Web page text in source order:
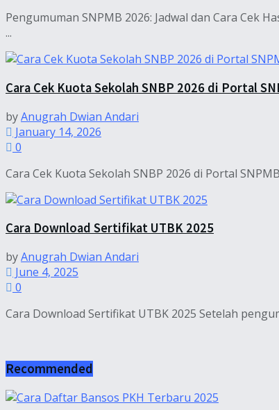
Pengumuman SNPMB 2026: Jadwal dan Cara Cek
...
Cara Cek Kuota Sekolah SNBP 2026 di Portal
byAnugrah Dwian Andari
January 14, 2026
0
Cara Cek Kuota Sekolah SNBP 2026 di Portal
Cara Download Sertifikat UTBK 2025
byAnugrah Dwian Andari
June 4, 2025
0
Cara Download Sertifikat UTBK 2025 Setelah
Recommended